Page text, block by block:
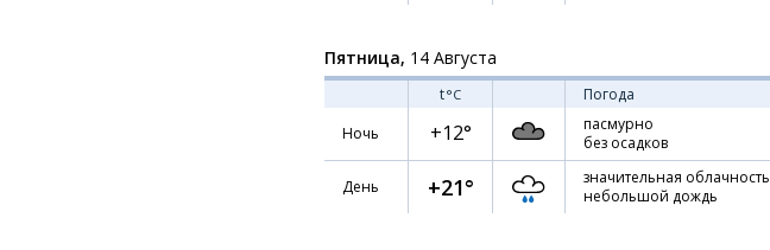
Пятница, 14 Августа
t°C Погода
Ночь
+12°
пасмурно
без осадков
День +21°
значительная облачность
небольшой дождь